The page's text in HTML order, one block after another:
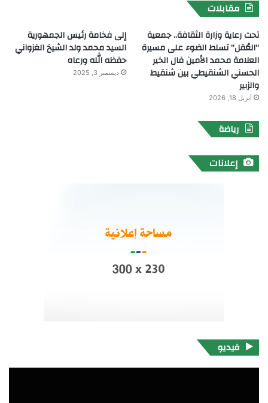
مقابلات
تحت رعاية وزارة الثقافة.. جمعية
“العُقل” تسلط الضوء على مسيرة
العلامة محمد الأمين فال الخير
الحسني الشنقيطي بين شنقيط
والزبير
أبريل 18, 2026
إلى فخامة رئيس الجمهورية
السيد محمد ولد الشيخ الغزواني
حفظه الله ورعاه
ديسمبر 3, 2025
رياضة
إعلانات
فيديو